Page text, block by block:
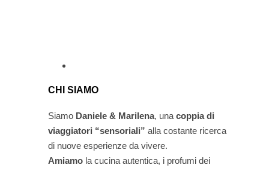
CHI SIAMO
Siamo Daniele & Marilena, una coppia di
viaggiatori “sensoriali” alla costante ricerca
di nuove esperienze da vivere.
Amiamo la cucina autentica, i profumi dei